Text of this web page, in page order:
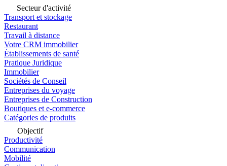
Secteur d'activité
Transport et stockage
Restaurant
Travail à distance
Votre CRM immobilier
Établissements de santé
Pratique Juridique
Immobilier
Sociétés de Conseil
Entreprises du voyage
Entreprises de Construction
Boutiques et e-commerce
Catégories de produits
Objectif
Productivité
Communication
Mobilité